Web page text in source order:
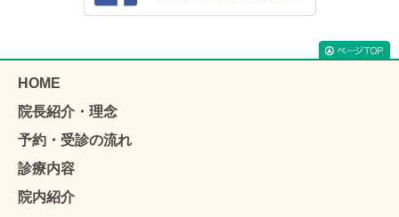
HOME
院長紹介・理念
予約・受診の流れ
診療内容
院内紹介